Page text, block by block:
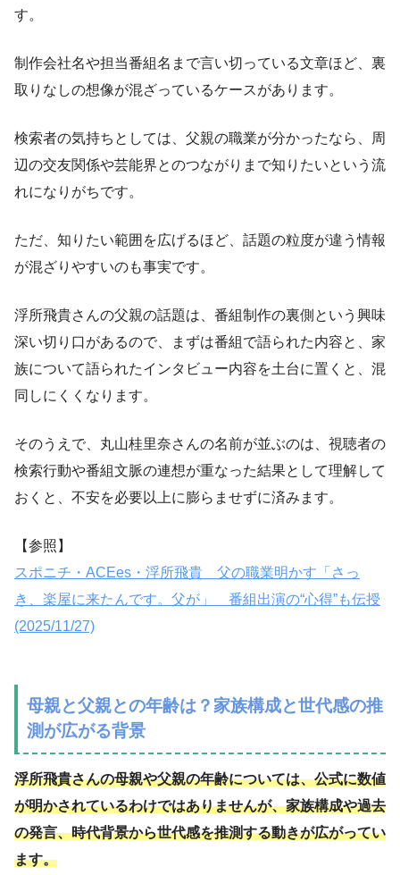
す。
制作会社名や担当番組名まで言い切っている文章ほど、裏
取りなしの想像が混ざっているケースがあります。
検索者の気持ちとしては、父親の職業が分かったなら、周
辺の交友関係や芸能界とのつながりまで知りたいという流
れになりがちです。
ただ、知りたい範囲を広げるほど、話題の粒度が違う情報
が混ざりやすいのも事実です。
浮所飛貴さんの父親の話題は、番組制作の裏側という興味
深い切り口があるので、まずは番組で語られた内容と、家
族について語られたインタビュー内容を土台に置くと、混
同しにくくなります。
そのうえで、丸山桂里奈さんの名前が並ぶのは、視聴者の
検索行動や番組文脈の連想が重なった結果として理解して
おくと、不安を必要以上に膨らませずに済みます。
【参照】
スポニチ・ACEes・浮所飛貴 父の職業明かす「さっ
き、楽屋に来たんです。父が」 番組出演の“心得”も伝授
(2025/11/27)
母親と父親との年齢は？家族構成と世代感の推
測が広がる背景
浮所飛貴さんの母親や父親の年齢については、公式に数値
が明かされているわけではありませんが、家族構成や過去
の発言、時代背景から世代感を推測する動きが広がってい
ます。